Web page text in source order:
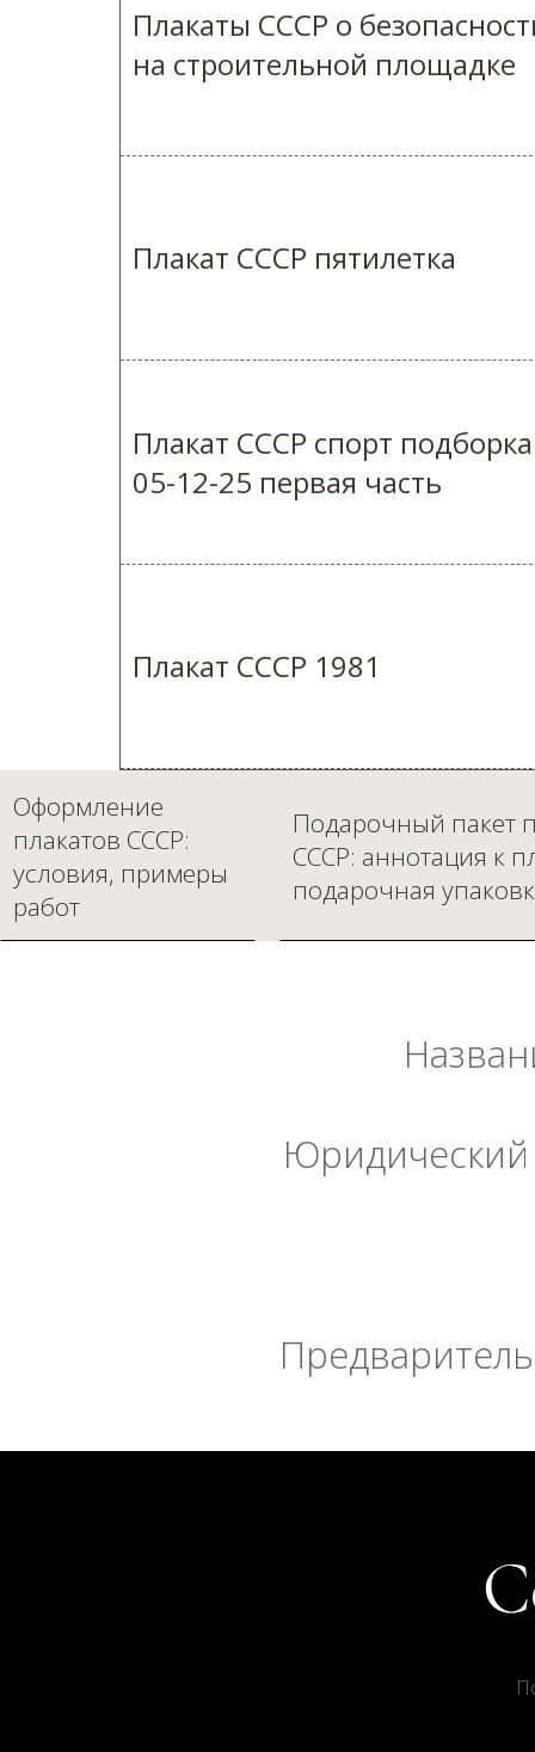
Плакаты СССР о
на строительной площадке
Плакат СССР пятилетка
Плакат СССР спорт подборка
05-12-25 первая часть
Плакат СССР 1981
Оформление
плакатов СССР:
условия, примеры
работ
Подарочный пакет
СССР: аннотация к
подарочная